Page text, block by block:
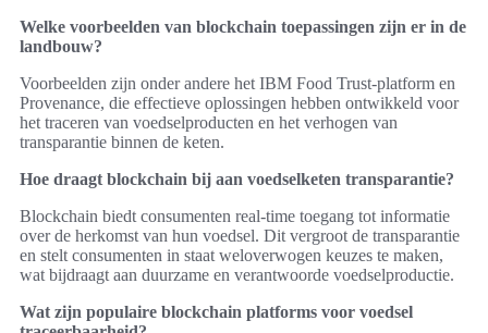
Welke voorbeelden van blockchain toepassingen zijn er in de
landbouw?
Voorbeelden zijn onder andere het IBM Food Trust-platform en
Provenance, die effectieve oplossingen hebben ontwikkeld voor
het traceren van voedselproducten en het verhogen van
transparantie binnen de keten.
Hoe draagt blockchain bij aan voedselketen transparantie?
Blockchain biedt consumenten real-time toegang tot informatie
over de herkomst van hun voedsel. Dit vergroot de transparantie
en stelt consumenten in staat weloverwogen keuzes te maken,
wat bijdraagt aan duurzame en verantwoorde voedselproductie.
Wat zijn populaire blockchain platforms voor voedsel